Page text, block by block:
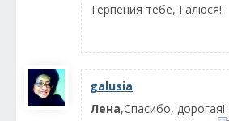
Терпения тебе, Галюся!
galusia
Лена,Спасибо,